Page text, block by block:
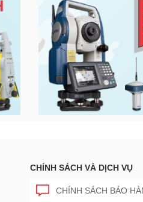
CHÍNH SÁCH VÀ DỊCH VỤ
CHÍNH SÁCH BẢO